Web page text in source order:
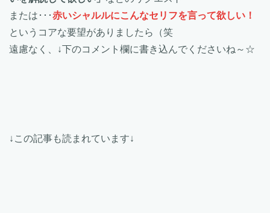
または･･･赤いシャルルにこんなセリフを言って欲しい！
というコアな要望がありましたら（笑
遠慮なく、↓下のコメント欄に書き込んでくださいね～☆
↓この記事も読まれています↓